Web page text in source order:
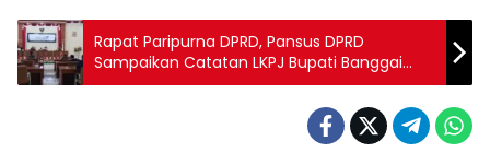
Rapat Paripurna DPRD, Pansus DPRD
Sampaikan Catatan LKPJ Bupati Banggai
Laut 2023